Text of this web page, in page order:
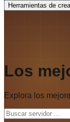
Herramientas de
Los
Explora los